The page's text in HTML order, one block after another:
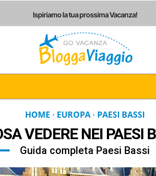
Ispiriamo la tua prossima Vacanza!
HOME EUROPA PAESI BASSI
VEDERE NEI PAESI
Guida completa Paesi Bassi